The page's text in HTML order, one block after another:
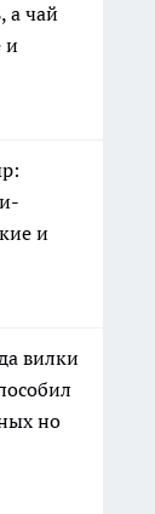
а чай
и
и
вилки
но